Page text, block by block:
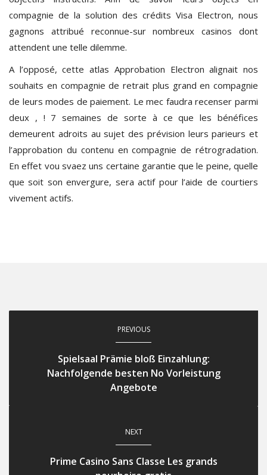
compagnie de la solution des crédits Visa Electron, nous
gagnons attribué reconnue-sur nombreux casinos dont
attendent une telle dilemme.
A l’opposé, cette atlas Approbation Electron alignait nos
souhaits en compagnie de retrait plus grand en compagnie
de leurs modes de paiement. Le mec faudra recenser parmi
deux , ! 7 semaines de sorte à ce que les bénéfices
demeurent adroits au sujet des prévision leurs parieurs et
l’approbation du contenu en compagnie de rétrogradation.
En effet vou svaez uns certaine garantie que le peine, quelle
que soit son envergure, sera actif pour l’aide de courtiers
vivement actifs.
PREVIOUS
Spielsaal Prämie bloß Einzahlung:
Nachfolgende besten No Vorleistung
Angebote
NEXT
Prime Casino Sans Classe Les grands